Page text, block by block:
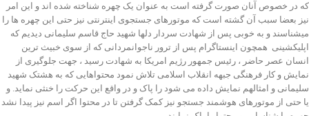
که در خصوص آنان صورت گرفته است به عنوان یک چهره شناخته شده اند و این امر
نیز بعضا سبب آن گشته است که موتورهای جستجوی اینترنتی نیز حتی این چهره ها را
میشناسند و به خوبی پس از شهادت سردار دلها شهید حاج قاسم سلیمانی دیدیم که
اپلیکشینی همچون اینستاگرام پس از ترور ناجوانمردانی که از سوی خبیث ترین
انسان عصر حاضر ، رئیس جمهور رژیم امریکا به شهادت رسید ، جهت جلوگیری از
نمایش و کار فرهنگی جبهه انقلاب اسلامی تلاش نمود محتواهایی که به هشتک شهید
سلیمانی و امثالهم نمایش داده می شود را پاک و در واقع این حرکت را خنثی نماید. و
یا حتی از موتورهای هوشمند جستجو نیز کمک گرفتن تا در محتوا اگر اسم نیز پیدا نشد